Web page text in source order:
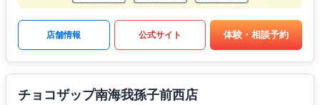
店舗情報 公式サイト 体験・相談予約
チョコザップ南海我孫子前西店